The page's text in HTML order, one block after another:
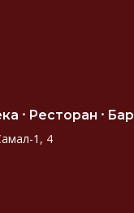
⸱ Ресторан ⸱ Бар
1, 4